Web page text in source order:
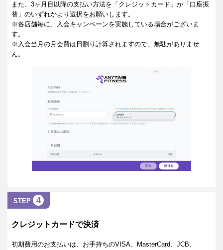
また、3ヶ月目以降の支払い方法を「クレジットカード」か「口座振
替」のいずれかより選択をお願いします。
※各店舗毎に、入会キャンペーンを実施している場合がございま
す。
※入会当月の月会費は日割り計算されますので、無駄がありませ
ん。
STEP 4
クレジットカードで決済
初期費用のお支払いは、お手持ちのVISA、MasterCard、JCB、